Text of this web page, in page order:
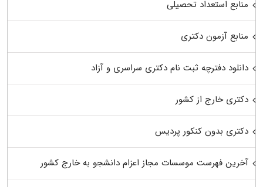
منابع استعداد تحصیلی
منابع آزمون دکتری
دانلود دفترچه ثبت نام دکتری سراسری و آزاد
دکتری خارج از کشور
دکتری بدون کنکور پردیس
آخرین فهرست موسسات مجاز اعزام دانشجو به خارج کشور